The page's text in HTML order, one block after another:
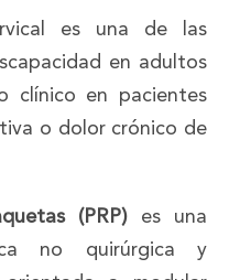
es una de las
en adultos
clínico en pacientes
o dolor crónico de
(PRP) es una
no quirúrgica y